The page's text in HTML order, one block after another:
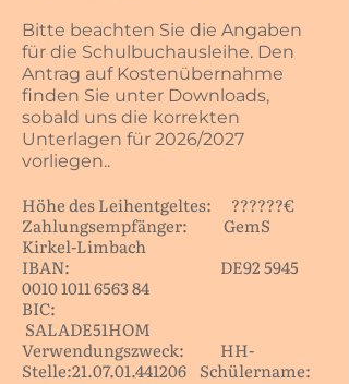
Bitte beachten Sie die Angaben
für die Schulbuchausleihe. Den
Antrag auf Kostenübernahme
finden Sie unter Downloads,
sobald uns die korrekten
Unterlagen für 2026/2027
vorliegen..
Höhe des Leihentgeltes: ??????€
Zahlungsempfänger: GemS
Kirkel-Limbach
IBAN: DE925945
0010 1011 656384
BIC:
SALADE51HOM
Verwendungszweck: HH-
Stelle:21.07.01.441206 Schülername: